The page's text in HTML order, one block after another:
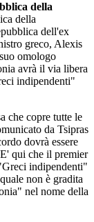
della
della
dell'ex
greco, Alexis
omologo
avrà il via libera
indipendenti"
che copre tutte le
da Tsipras
dovrà essere
qui che il premier
indipendenti"
non è gradita
nel nome della